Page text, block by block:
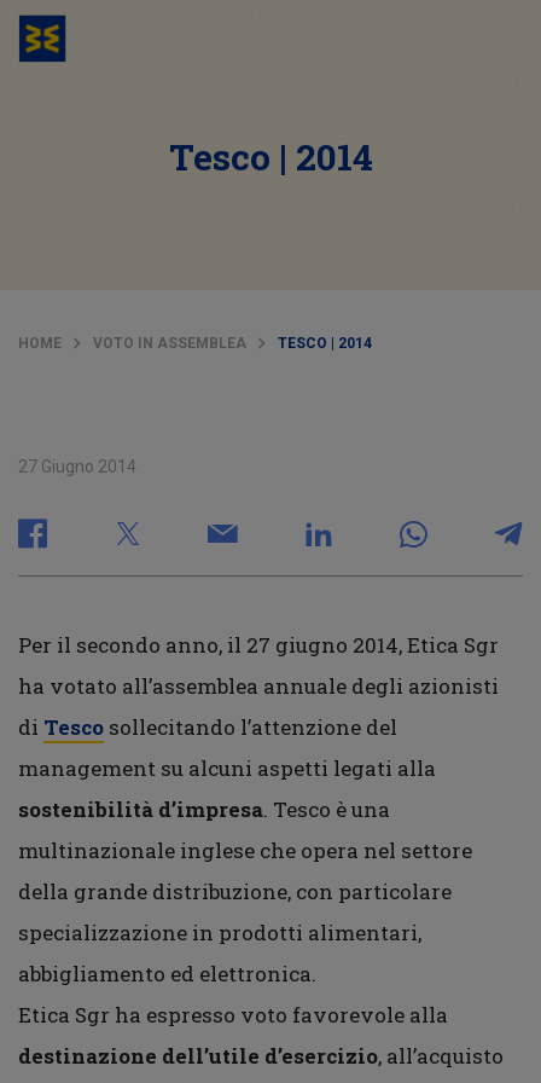
Tesco | 2014
HOME VOTO IN ASSEMBLEA TESCO | 2014
27 Giugno 2014
Per il secondo anno, il 27 giugno 2014, Etica Sgr
ha votato all’assemblea annuale degli azionisti
di Tesco sollecitando l’attenzione del
management su alcuni aspetti legati alla
sostenibilità d’impresa. Tesco è una
multinazionale inglese che opera nel settore
della grande distribuzione, con particolare
specializzazione in prodotti alimentari,
abbigliamento ed elettronica.
Etica Sgr ha espresso voto favorevole alla
destinazione dell’utile d’esercizio, all’acquisto